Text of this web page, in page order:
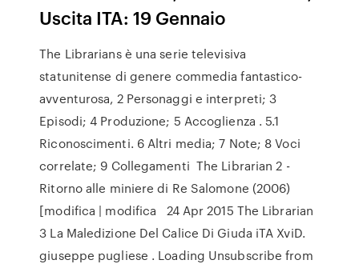
Uscita ITA: 19 Gennaio
The Librarians è una serie televisiva
statunitense di genere commedia fantastico-
avventurosa, 2 Personaggi e interpreti; 3
Episodi; 4 Produzione; 5 Accoglienza . 5.1
Riconoscimenti. 6 Altri media; 7 Note; 8 Voci
correlate; 9 Collegamenti The Librarian 2 -
Ritorno alle miniere di Re Salomone (2006)
[modifica | modifica 24 Apr 2015 The Librarian
3 La Maledizione Del Calice Di Giuda iTA XviD.
giuseppe pugliese . Loading Unsubscribe from